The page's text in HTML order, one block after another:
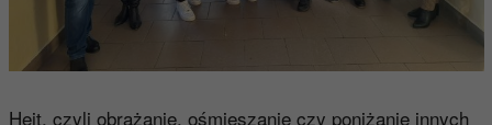
Hejt, czyli obrażanie, ośmieszanie czy poniżanie innych